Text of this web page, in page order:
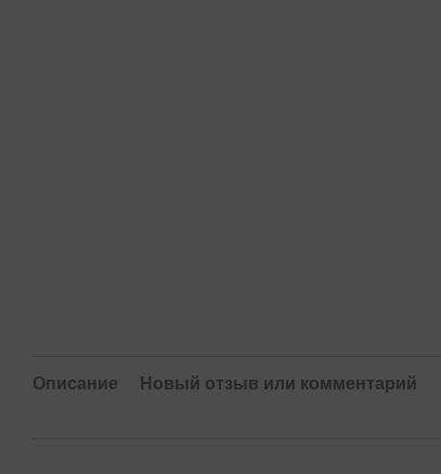
Описание Новый отзыв или комментарий